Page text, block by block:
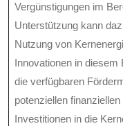
Vergünstigungen im
Unterstützung kann
Nutzung von
Innovationen in
die verfügbaren
potenziellen
Investitionen in die